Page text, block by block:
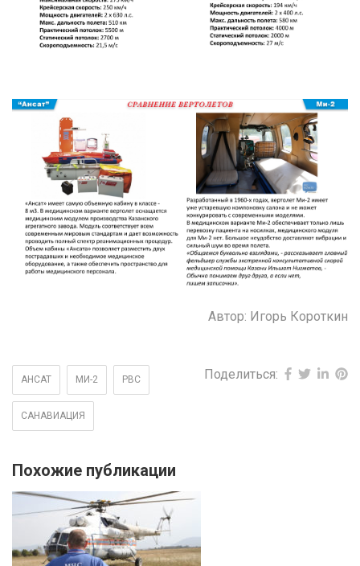
Автор: Игорь Короткин
АНСАТ МИ-2 РВС
САНАВИАЦИЯ
Поделиться:
Похожие публикации